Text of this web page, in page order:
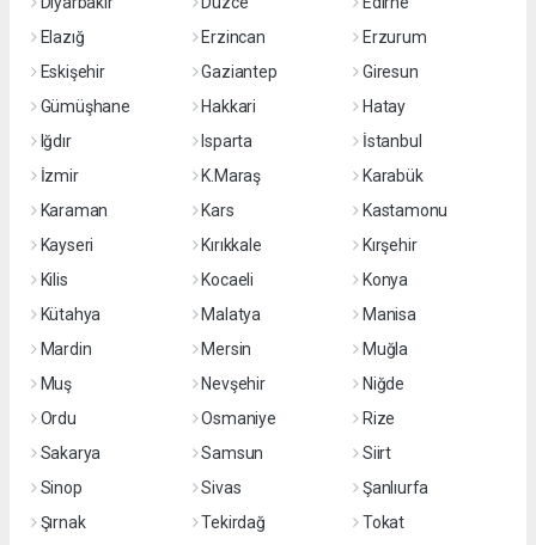
Elazığ
Erzincan
Erzurum
Eskişehir
Gaziantep
Giresun
Gümüşhane
Hakkari
Hatay
Iğdır
Isparta
İstanbul
İzmir
K.Maraş
Karabük
Karaman
Kars
Kastamonu
Kayseri
Kırıkkale
Kırşehir
Kilis
Kocaeli
Konya
Kütahya
Malatya
Manisa
Mardin
Mersin
Muğla
Muş
Nevşehir
Niğde
Ordu
Osmaniye
Rize
Sakarya
Samsun
Siirt
Sinop
Sivas
Şanlıurfa
Şırnak
Tekirdağ Tokat